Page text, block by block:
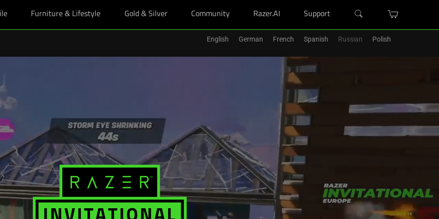
Furniture & Lifestyle Gold & Silver Community Razer.AI Support
upsized education perks, plus bonus Razer skin with any eligible Razer Blade purchase. Shop Now >
English German French Spanish Russian Polish